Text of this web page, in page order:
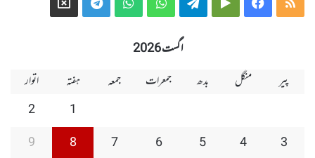
اگست 2026
پیر
منگل بدھ جمعرات جمعہ ہفتہ
اتوار
1
2
3
4
5
6
7
8
9